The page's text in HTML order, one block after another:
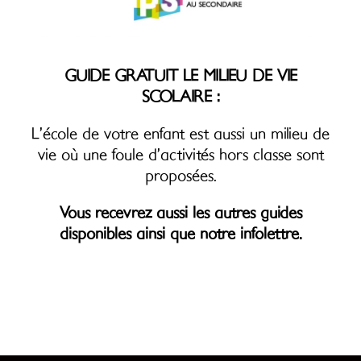
GUIDE GRATUIT LE MILIEU DE VIE
SCOLAIRE :
L’école de votre enfant est aussi un milieu de
vie où une foule d’activités hors classe sont
proposées.
Vous recevrez aussi les autres guides
disponibles ainsi que notre infolettre.